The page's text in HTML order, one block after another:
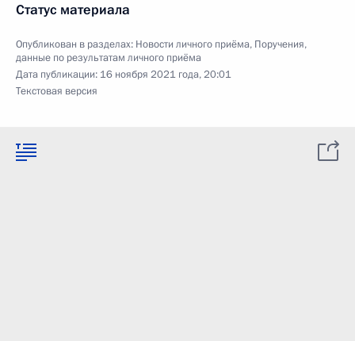
Статус материала
Опубликован в разделах: Новости личного приёма, Поручения,
данные по результатам личного приёма
Дата публикации: 16 ноября 2021 года, 20:01
Текстовая версия